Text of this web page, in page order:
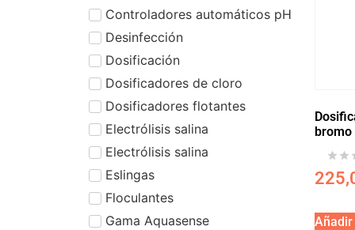
Controladores automáticos pH
Desinfección
Dosificación
Dosificadores de cloro
Dosificadores flotantes
Electrólisis salina
Electrólisis salina
Eslingas
Floculantes
Gama Aquasense
bromo